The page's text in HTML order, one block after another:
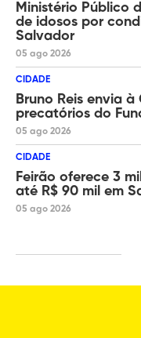
Ministério Público
de idosos por
Salvador
05 ago 2026
CIDADE
Bruno Reis envia
precatórios do
05 ago 2026
CIDADE
Feirão oferece 3
até R$ 90 mil em
05 ago 2026